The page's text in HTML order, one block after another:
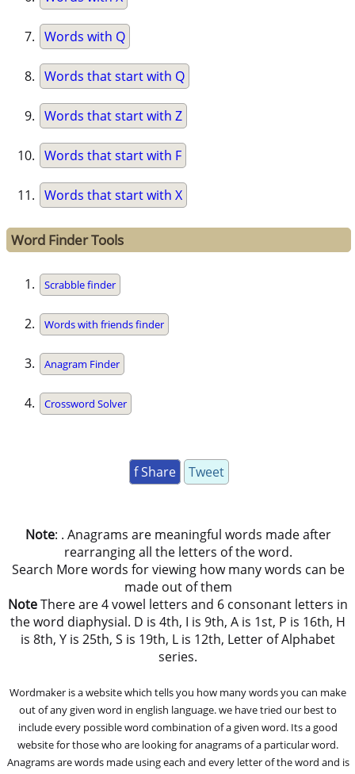
Words with Q
Words that start with Q
Words that start with Z
Words that start with F
Words that start with X
Word Finder Tools
Scrabble finder
Words with friends finder
Anagram Finder
Crossword Solver
f Share Tweet
Note: . Anagrams are meaningful words made after
rearranging all the letters of the word.
Search More words for viewing how many words can be
made out of them
NoteThere are 4 vowel letters and 6 consonant letters in
the word diaphysial. D is 4th, I is 9th, A is 1st, P is 16th, H
is 8th, Y is 25th, S is 19th, L is 12th, Letter of Alphabet
series.
Wordmaker is a website which tells you how many words you can make
out of any given word in english language. we have tried our best to
include every possible word combination of a given word. Its a good
website for those who are looking for anagrams of a particular word.
Anagrams are words made using each and every letter of the word and is